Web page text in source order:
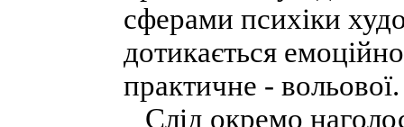
сферами психіки
дотикається
практичне - вольової.
Слід окремо